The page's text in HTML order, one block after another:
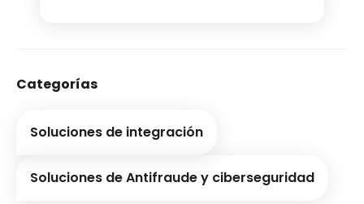
Categorías
Soluciones de integración
Soluciones de Antifraude y ciberseguridad